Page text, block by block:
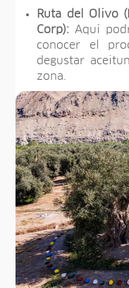
Ruta del Olivo
Corp): Aquí
conocer el
degustar
zona.